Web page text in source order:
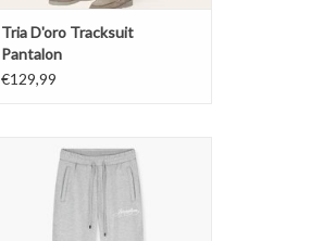
Tria D'oro Tracksuit
Pantalon
€129,99
JorCustom Fleece Straight Fit
Jogger
TOEVOEGEN AAN WINKELWAGEN